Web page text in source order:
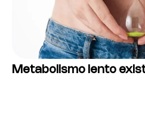
Metabolismo lento